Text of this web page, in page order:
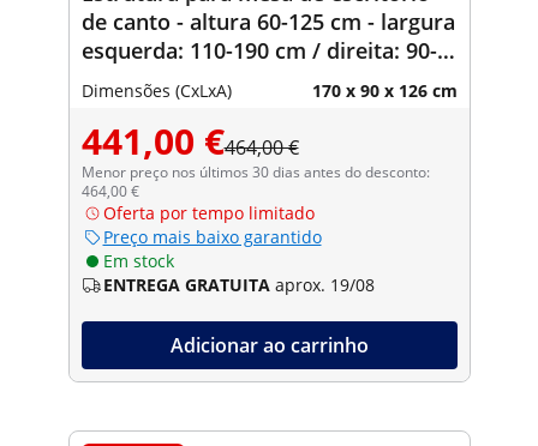
de canto - altura 60-125 cm - largura
esquerda: 110-190 cm / direita: 90-
150 cm - ângulo 90° - 150 kg
Dimensões (CxLxA) 170 x 90 x 126 cm
441,00 €464,00 €
Menor preço nos últimos 30 dias antes do desconto:
464,00 €
Oferta por tempo limitado
Preço mais baixo garantido
Em stock
ENTREGA GRATUITA aprox. 19/08
Adicionar ao carrinho